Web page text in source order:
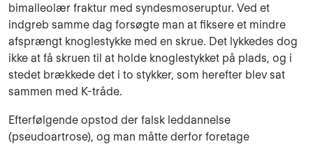
bimalleolær fraktur med syndesmoseruptur. Ved et
indgreb samme dag forsøgte man at fiksere et mindre
afsprængt knoglestykke med en skrue. Det lykkedes dog
ikke at få skruen til at holde knoglestykket på plads, og i
stedet brækkede det i to stykker, som herefter blev sat
sammen med K-tråde.
Efterfølgende opstod der falsk leddannelse
(pseudoartrose), og man måtte derfor foretage